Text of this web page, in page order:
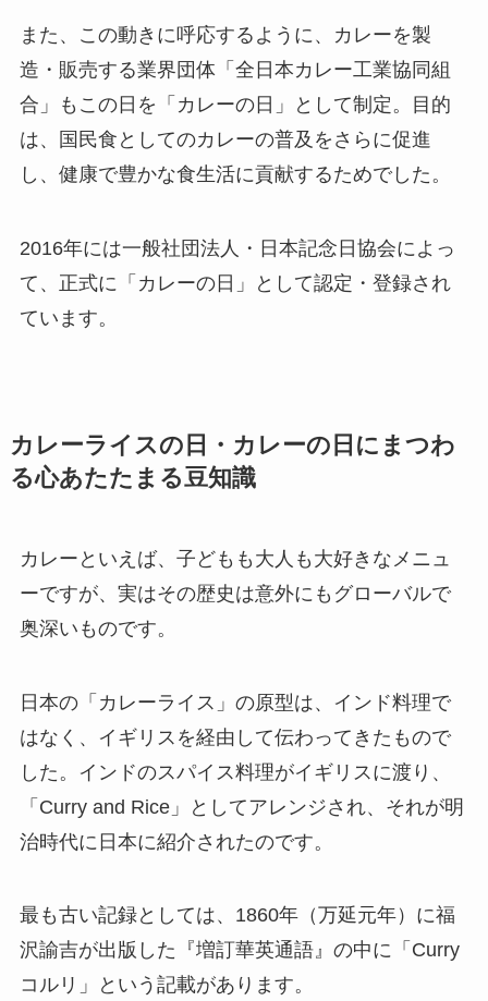
また、この動きに呼応するように、カレーを製
造・販売する業界団体「全日本カレー工業協同組
合」もこの日を「カレーの日」として制定。目的
は、国民食としてのカレーの普及をさらに促進
し、健康で豊かな食生活に貢献するためでした。
2016年には一般社団法人・日本記念日協会によっ
て、正式に「カレーの日」として認定・登録され
ています。
カレーライスの日・カレーの日にまつわ
る心あたたまる豆知識
カレーといえば、子どもも大人も大好きなメニュ
ーですが、実はその歴史は意外にもグローバルで
奥深いものです。
日本の「カレーライス」の原型は、インド料理で
はなく、イギリスを経由して伝わってきたもので
した。インドのスパイス料理がイギリスに渡り、
「Curry and Rice」としてアレンジされ、それが明
治時代に日本に紹介されたのです。
最も古い記録としては、1860年（万延元年）に福
沢諭吉が出版した『増訂華英通語』の中に「Curry
コルリ」という記載があります。